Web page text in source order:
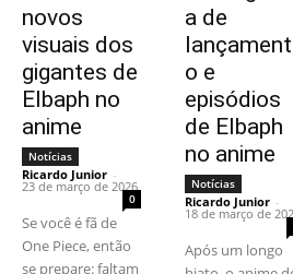
novos
visuais dos
gigantes de
Elbaph no
anime
Notícias
Ricardo Junior -
23 de março de 2026
0
Se você é fã de
One Piece, então
se prepare: faltam
a de
lançament
o e
episódios
de Elbaph
no anime
Notícias
Ricardo Junior -
18 de março de
Após um longo